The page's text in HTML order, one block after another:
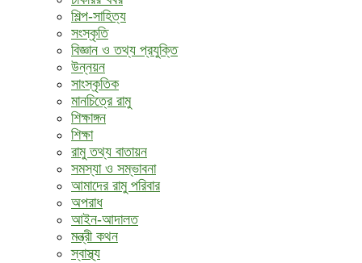
শিল্প-সাহিত্য
সংস্কৃতি
বিজ্ঞান ও তথ্য প্রযুক্তি
উন্নয়ন
সাংস্কৃতিক
মানচিত্রে রামু
শিক্ষাঙ্গন
শিক্ষা
রামু তথ্য বাতায়ন
সমস্যা ও সম্ভাবনা
আমাদের রামু পরিবার
অপরাধ
আইন-আদালত
মন্ত্রী কথন
স্বাস্থ্য